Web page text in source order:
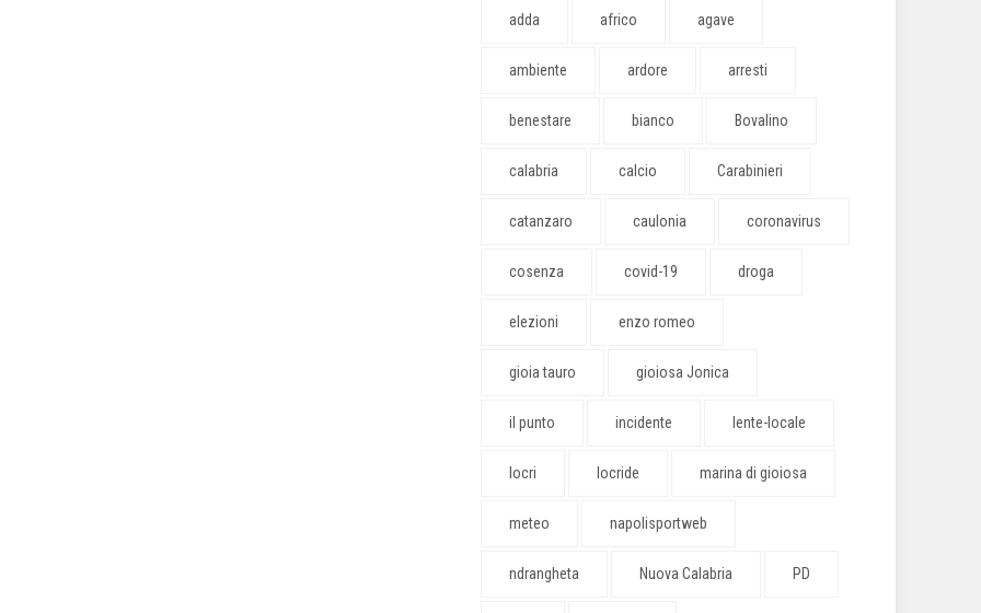
adda africo agave
ambiente ardore arresti
benestare bianco Bovalino
calabria calcio Carabinieri
catanzaro caulonia coronavirus
cosenza covid-19 droga
elezioni enzo romeo
gioia tauro gioiosa Jonica
il punto incidente lente-locale
locri locride marina di gioiosa
meteo napolisportweb
ndrangheta Nuova Calabria PD